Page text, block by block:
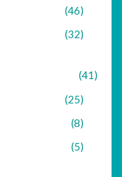
(46)
(32)
(41)
(25)
(8)
(5)